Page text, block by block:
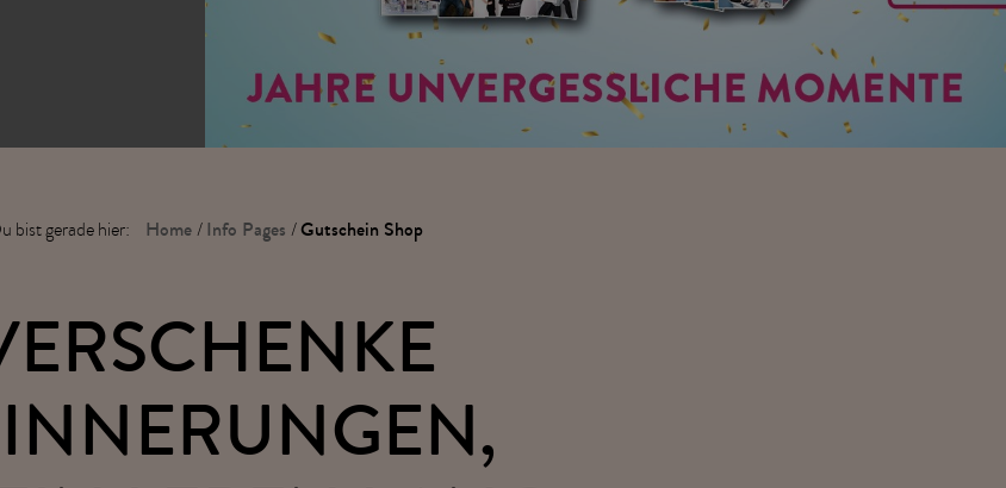
bist gerade hier: Home / Info Pages /Gutschein Shop